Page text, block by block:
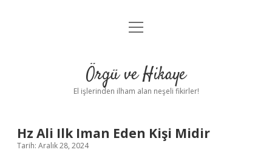
Anasayfa
Yasal Uyarı
menüyü
Örgü ve Hikaye
El işlerinden ilham alan neşeli fikirler!
Hz Ali Ilk Iman Eden Kişi Midir
Tarih: Aralık 28, 2024